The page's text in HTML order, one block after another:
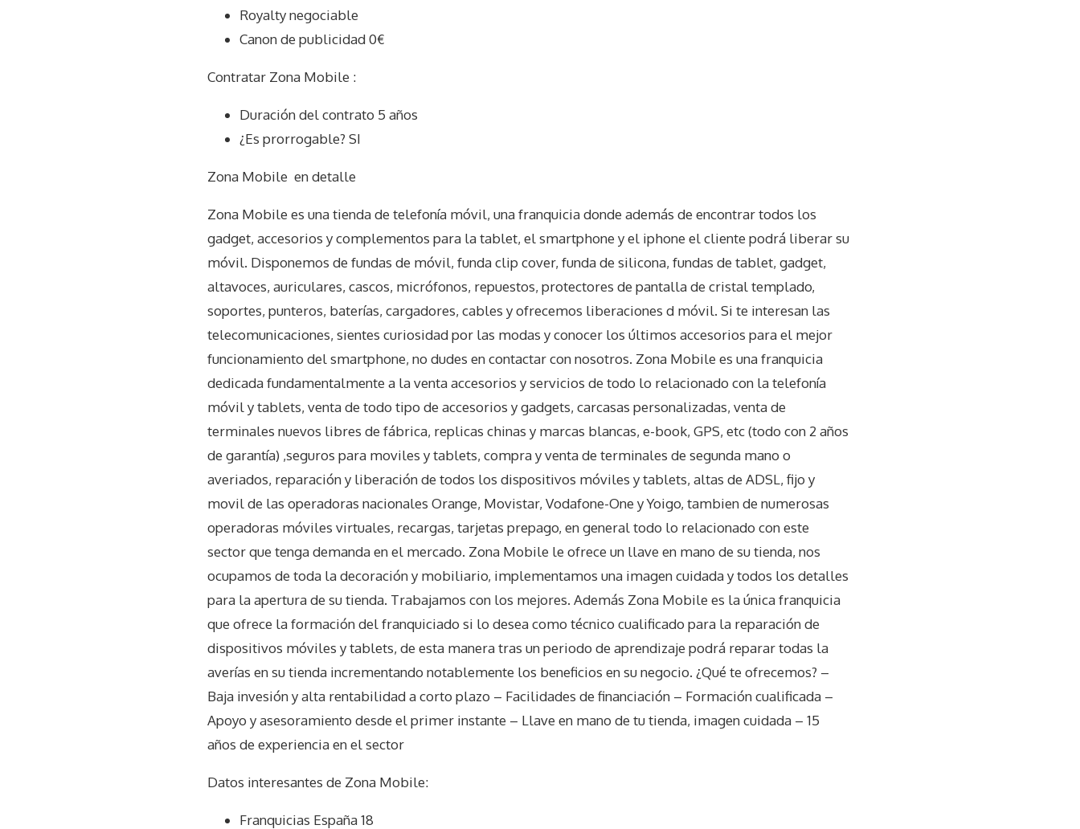
Royalty negociable
Canon de publicidad 0€
Contratar Zona Mobile :
Duración del contrato 5 años
¿Es prorrogable? SI
Zona Mobile en detalle
Zona Mobile es una tienda de telefonía móvil, una franquicia donde además de encontrar todos los
gadget, accesorios y complementos para la tablet, el smartphone y el iphone el cliente podrá liberar su
móvil. Disponemos de fundas de móvil, funda clip cover, funda de silicona, fundas de tablet, gadget,
altavoces, auriculares, cascos, micrófonos, repuestos, protectores de pantalla de cristal templado,
soportes, punteros, baterías, cargadores, cables y ofrecemos liberaciones d móvil. Si te interesan las
telecomunicaciones, sientes curiosidad por las modas y conocer los últimos accesorios para el mejor
funcionamiento del smartphone, no dudes en contactar con nosotros. Zona Mobile es una franquicia
dedicada fundamentalmente a la venta accesorios y servicios de todo lo relacionado con la telefonía
móvil y tablets, venta de todo tipo de accesorios y gadgets, carcasas personalizadas, venta de
terminales nuevos libres de fábrica, replicas chinas y marcas blancas, e-book, GPS, etc (todo con 2 años
de garantía) ,seguros para moviles y tablets, compra y venta de terminales de segunda mano o
averiados, reparación y liberación de todos los dispositivos móviles y tablets, altas de ADSL, fijo y
movil de las operadoras nacionales Orange, Movistar, Vodafone-One y Yoigo, tambien de numerosas
operadoras móviles virtuales, recargas, tarjetas prepago, en general todo lo relacionado con este
sector que tenga demanda en el mercado. Zona Mobile le ofrece un llave en mano de su tienda, nos
ocupamos de toda la decoración y mobiliario, implementamos una imagen cuidada y todos los detalles
para la apertura de su tienda. Trabajamos con los mejores. Además Zona Mobile es la única franquicia
que ofrece la formación del franquiciado si lo desea como técnico cualificado para la reparación de
dispositivos móviles y tablets, de esta manera tras un periodo de aprendizaje podrá reparar todas la
averías en su tienda incrementando notablemente los beneficios en su negocio. ¿Qué te ofrecemos? –
Baja invesión y alta rentabilidad a corto plazo – Facilidades de financiación – Formación cualificada –
Apoyo y asesoramiento desde el primer instante – Llave en mano de tu tienda, imagen cuidada – 15
años de experiencia en el sector
Datos interesantes de Zona Mobile:
Franquicias España 18